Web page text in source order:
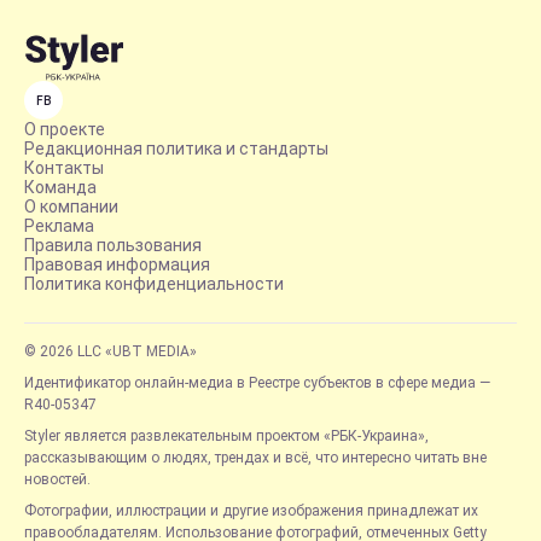
FB
О проекте
Редакционная политика и стандарты
Контакты
Команда
О компании
Реклама
Правила пользования
Правовая информация
Политика конфиденциальности
© 2026 LLC «UBT MEDIA»
Идентификатор онлайн-медиа в Реестре субъектов в сфере медиа —
R40-05347
Styler является развлекательным проектом «РБК-Украина»,
рассказывающим о людях, трендах и всё, что интересно читать вне
новостей.
Фотографии, иллюстрации и другие изображения принадлежат их
правообладателям. Использование фотографий, отмеченных Getty